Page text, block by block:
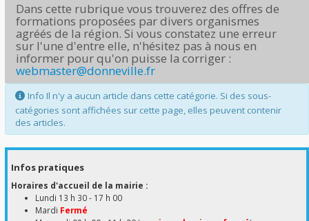
Dans cette rubrique vous trouverez des offres de
formations proposées par divers organismes
agréés de la région. Si vous constatez une erreur
sur l'une d'entre elle, n'hésitez pas à nous en
informer pour qu'on puisse la corriger :
webmaster@donneville.fr
Info Il n'y a aucun article dans cette catégorie. Si des sous-
catégories sont affichées sur cette page, elles peuvent contenir
des articles.
Infos pratiques
Horaires d'accueil de la mairie :
Lundi 13 h 30 - 17 h 00
Mardi Fermé